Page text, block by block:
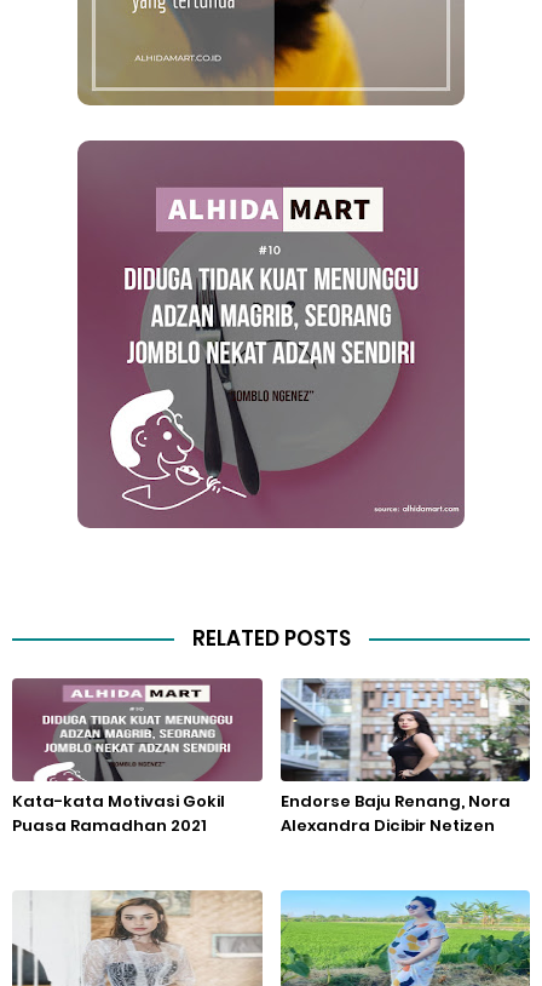
RELATED POSTS
Kata-kata Motivasi Gokil
Puasa Ramadhan 2021
Endorse Baju Renang, Nora
Alexandra Dicibir Netizen